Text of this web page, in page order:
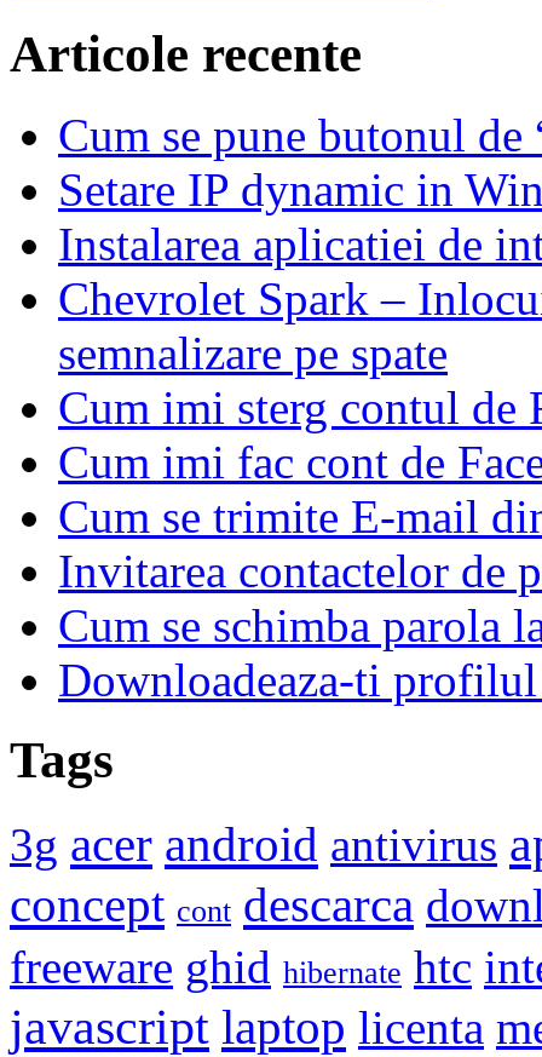
Articole recente
Cum se pune butonul
Setare IP dynamic in
Instalarea aplicatiei de
Chevrolet Spark –
semnalizare pe spate
Cum imi sterg contul de
Cum imi fac cont de
Cum se trimite E-mail
Invitarea contactelor de
Cum se schimba parola
Downloadeaza-ti
Tags
3g acer android antivirus
concept cont descarca
freeware ghid hibernate htc
javascript laptop licenta